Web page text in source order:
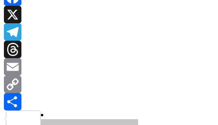
Facebook
X
Telegram
Threads
Email
Copy
Link Share